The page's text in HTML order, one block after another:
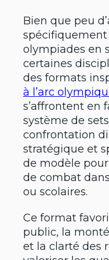
Bien que peu
olympiades en
certaines
des formats
à l’arc
s’affrontent en
système de
confrontation
stratégique et
de modèle
de combat
ou scolaires.
Ce format
public, la
et la clarté des